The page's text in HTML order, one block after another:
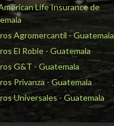
Life Insurance de
Agromercantil - Guatemala
El Roble - Guatemala
G&T - Guatemala
Privanza - Guatemala
Universales - Guatemala